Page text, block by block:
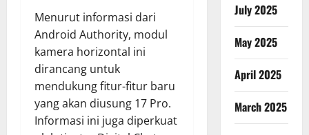
Menurut informasi dari
Android Authority, modul
kamera horizontal ini
dirancang untuk
mendukung fitur-fitur baru
yang akan diusung 17 Pro.
Informasi ini juga diperkuat
July 2025
May 2025
April 2025
March 2025